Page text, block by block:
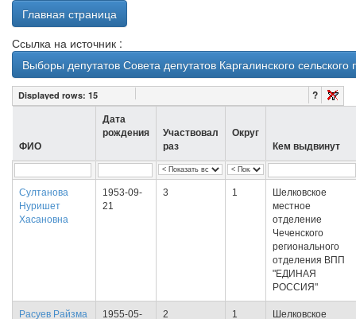
Главная страница
Ссылка на источник :
Выборы депутатов Совета депутатов Каргалинского
Displayed rows: 15 ?
ФИО
Дата
рождения
Участвовал
раз
Округ
Кем выдвинут
Султанова
Нуришет
Хасановна
1953-09-
21
3 1
Шелковское
местное
отделение
Чеченского
регионального
отделения ВПП
"ЕДИНАЯ
РОССИЯ"
Расуев Райзма
1955-05-
2 1
Шелковское